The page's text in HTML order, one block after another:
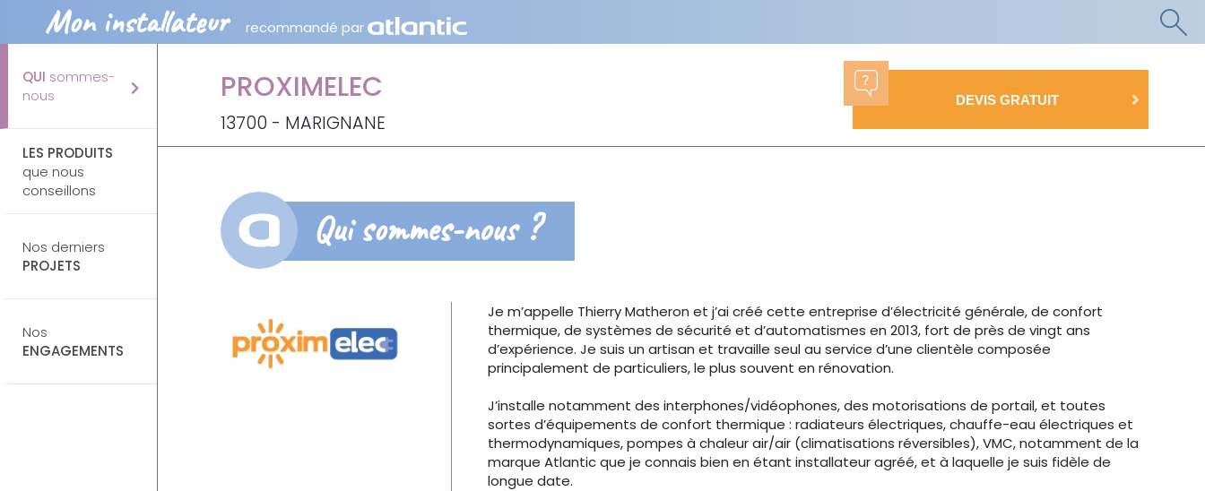
Mon installateur recommandé par
QUI sommes-
nous
LES PRODUITS
que nous
conseillons
Nos derniers
PROJETS
Nos
ENGAGEMENTS
PROXIMELEC
13700 - MARIGNANE
DEVIS GRATUIT
Qui sommes-nous ?
Je m’appelle Thierry Matheron et j’ai créé cette entreprise d’électricité générale, de confort
thermique, de systèmes de sécurité et d’automatismes en 2013, fort de près de vingt ans
d’expérience. Je suis un artisan et travaille seul au service d’une clientèle composée
principalement de particuliers, le plus souvent en rénovation.
J’installe notamment des interphones/vidéophones, des motorisations de portail, et toutes
sortes d’équipements de confort thermique : radiateurs électriques, chauffe-eau électriques et
thermodynamiques, pompes à chaleur air/air (climatisations réversibles), VMC, notamment de la
marque Atlantic que je connais bien en étant installateur agréé, et à laquelle je suis fidèle de
longue date.